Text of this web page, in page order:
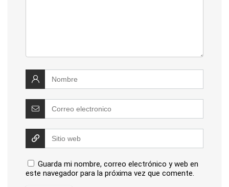
Guarda mi nombre, correo electrónico y web en
este navegador para la próxima vez que comente.